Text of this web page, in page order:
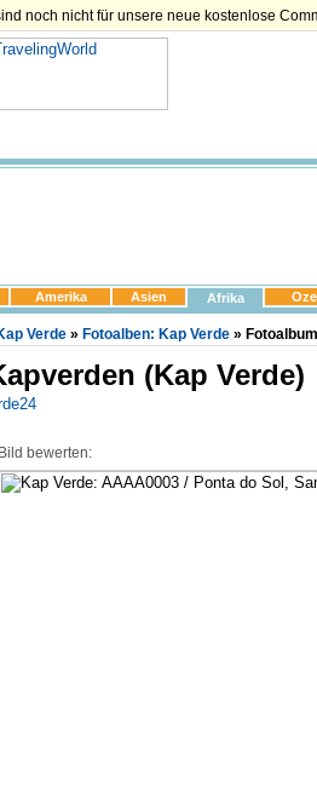
noch nicht für unsere neue kostenlose
Amerika Asien Afrika
Verde » Fotoalben: Kap Verde »
(Kap Verde)
Bild bewerten: